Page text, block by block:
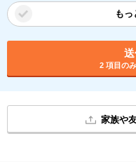
も
2 項目の
家族や